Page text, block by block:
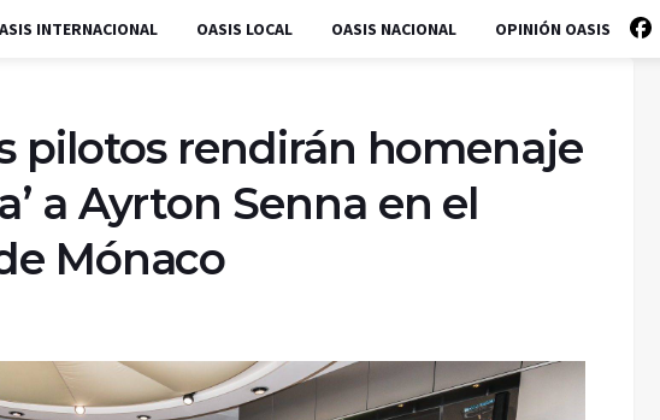
INTERNACIONAL OASIS LOCAL OASIS NACIONAL OPINIÓN OASIS
pilotos rendirán homenaje
a Ayrton Senna en el
Mónaco